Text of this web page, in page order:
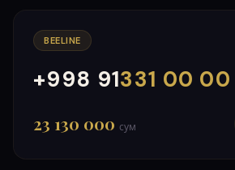
BEELINE
+998 91331 00 00
000
999
23 130 000 сум